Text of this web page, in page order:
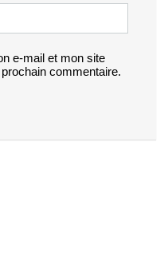
e-mail et mon site
commentaire.